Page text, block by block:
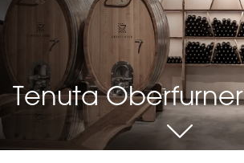
Tenuta Oberfurner